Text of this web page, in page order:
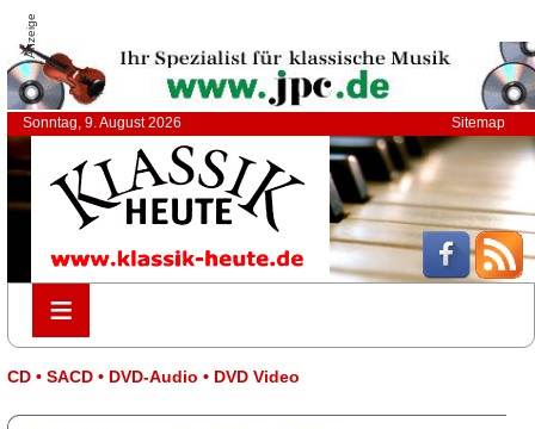
Anzeige
Sonntag, 9. August 2026 Sitemap
≡
≡
CD • SACD • DVD-Audio • DVD Video